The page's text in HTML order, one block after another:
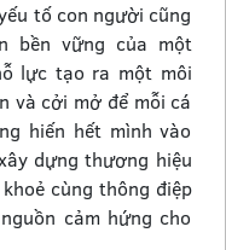
tố con người cũng
bền vững của một
lực tạo ra một môi
và cởi mở để mỗi cá
hiến hết mình vào
dựng thương hiệu
cùng thông điệp
cảm hứng cho